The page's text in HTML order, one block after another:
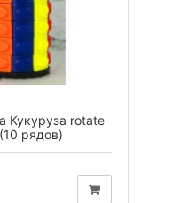
Кукуруза rotate
рядов)